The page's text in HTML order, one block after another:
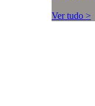
Ver tudo >